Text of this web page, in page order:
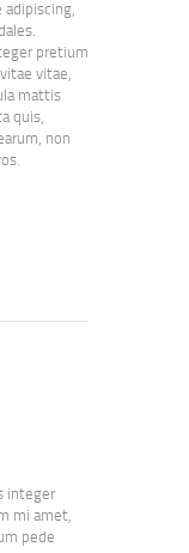
pretium
vitae,
mattis
quis,
non
integer
mi amet,
pede